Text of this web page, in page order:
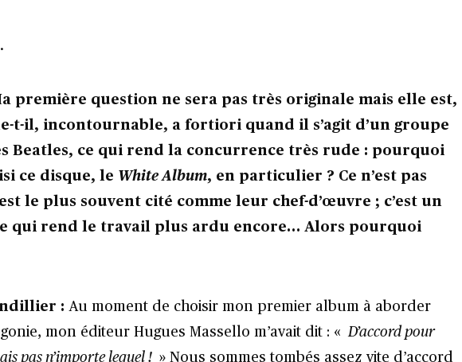
première question ne sera pas très originale mais elle est,
t-il, incontournable, a fortiori quand il s’agit d’un groupe
Beatles, ce qui rend la concurrence très rude : pourquoi
ce disque, le White Album, en particulier ? Ce n’est pas
le plus souvent cité comme leur chef-d’œuvre ; c’est un
qui rend le travail plus ardu encore… Alors pourquoi
: Au moment de choisir mon premier album à aborder
mon éditeur Hugues Massello m’avait dit : « D’accord pour
pas n’importe lequel !» Nous sommes tombés assez vite d’accord